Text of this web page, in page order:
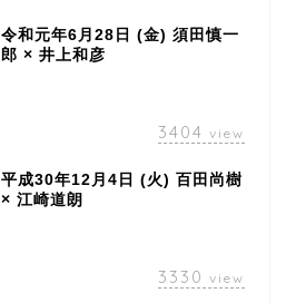
令和元年6月28日 (金) 須田慎一
郎 × 井上和彦
3404 view
平成30年12月4日 (火) 百田尚樹
× 江崎道朗
3330 view